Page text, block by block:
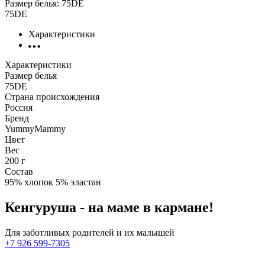
Размер белья: 75DE
75DE
Характеристики
Характеристики
Размер белья
75DE
Страна происхождения
Россия
Бренд
YummyMammy
Цвет
Вес
200 г
Состав
95% хлопок 5% эластан
Кенгуруша - на маме в кармане!
Для заботливых родителей и их малышей
+7 926 599-7305